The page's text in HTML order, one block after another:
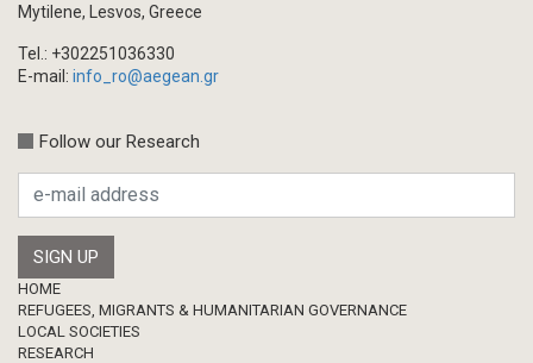
Mytilene, Lesvos, Greece
Tel.: +302251036330
E-mail: info_ro@aegean.gr
Follow our Research
Footer
HOME
REFUGEES, MIGRANTS & HUMANITARIAN GOVERNANCE
LOCAL SOCIETIES
RESEARCH